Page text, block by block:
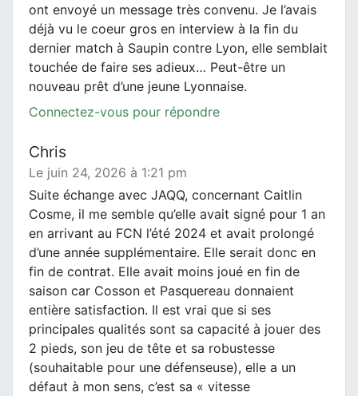
ont envoyé un message très convenu. Je l’avais
déjà vu le coeur gros en interview à la fin du
dernier match à Saupin contre Lyon, elle semblait
touchée de faire ses adieux… Peut-être un
nouveau prêt d’une jeune Lyonnaise.
Connectez-vous pour répondre
Chris
Le juin 24, 2026 à 1:21 pm
Suite échange avec JAQQ, concernant Caitlin
Cosme, il me semble qu’elle avait signé pour 1 an
en arrivant au FCN l’été 2024 et avait prolongé
d’une année supplémentaire. Elle serait donc en
fin de contrat. Elle avait moins joué en fin de
saison car Cosson et Pasquereau donnaient
entière satisfaction. Il est vrai que si ses
principales qualités sont sa capacité à jouer des
2 pieds, son jeu de tête et sa robustesse
(souhaitable pour une défenseuse), elle a un
défaut à mon sens, c’est sa « vitesse